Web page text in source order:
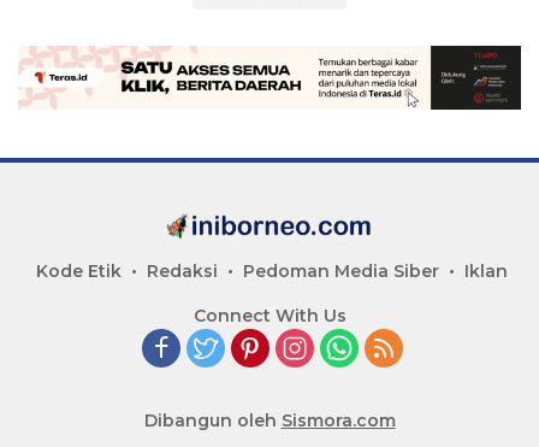
Kode Etik Redaksi Pedoman Media Siber Iklan
Connect With Us
Dibangun oleh Sismora.com